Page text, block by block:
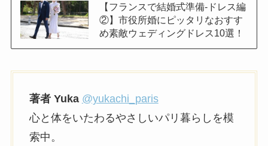
【フランスで結婚式準備-ドレス編
②】市役所婚にピッタリなおすす
め素敵ウェディングドレス10選！
著者 Yuka @yukachi_paris
心と体をいたわるやさしいパリ暮らしを模
索中。